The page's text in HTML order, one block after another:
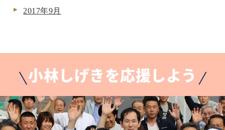
2017年9月
小林しげきを応援しよう